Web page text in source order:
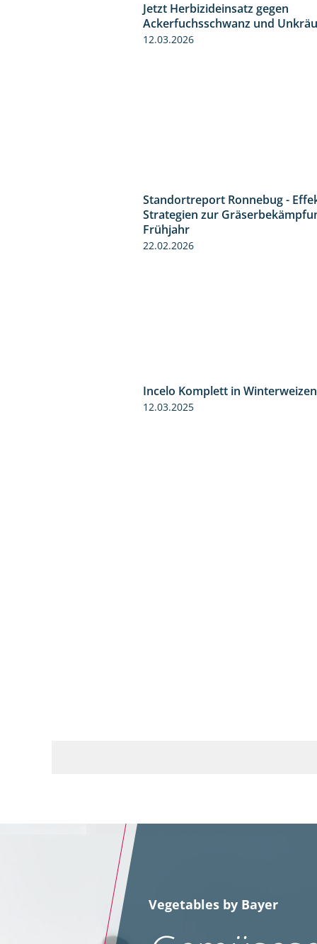
Jetzt Herbizideinsatz gegen
Ackerfuchsschwanz und
12.03.2026
Standortreport Ronnebug -
Strategien zur
Frühjahr
22.02.2026
Incelo Komplett in Winterweizen
12.03.2025
Vegetables by Bayer